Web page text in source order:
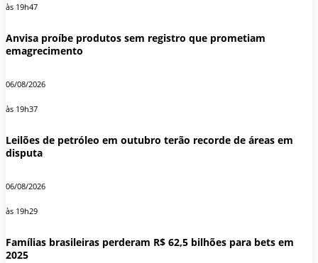
às 19h47
Anvisa proíbe produtos sem registro que prometiam
emagrecimento
06/08/2026
às 19h37
Leilões de petróleo em outubro terão recorde de áreas em
disputa
06/08/2026
às 19h29
Famílias brasileiras perderam R$ 62,5 bilhões para bets em
2025